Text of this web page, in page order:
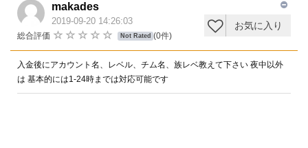
makades
2019-09-20 14:26:03
総合評価 Not Rated (0件)
お気に入り
入金後にアカウント名、レベル、チム名、族レベ教えて下さい 夜中以外
は 基本的には1-24時までは対応可能です